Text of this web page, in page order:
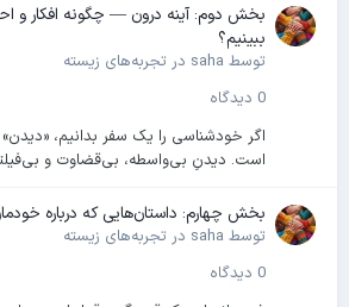
بخش دوم: آینه درون — چگونه افکار و
ببینیم؟
توسطsahaدر تجربه‌های زیسته
0 دیدگاه
اگر خودشناسی را یک سفر بدانیم،
است. دیدنِ بی‌واسطه، بی‌قضاوت و
بخش چهارم: داستان‌هایی که درباره
توسطsahaدر تجربه‌های زیسته
0 دیدگاه